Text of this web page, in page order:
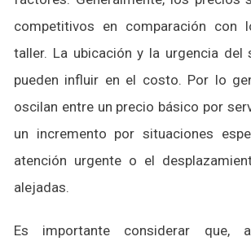
competitivos en comparación con
taller. La ubicación y la urgencia del
pueden influir en el costo. Por lo
oscilan entre un precio básico por
un incremento por situaciones
atención urgente o el
alejadas.
Es importante considerar que,